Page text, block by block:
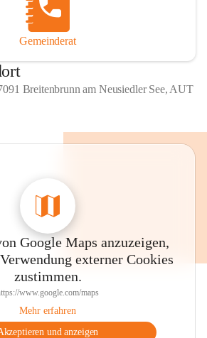
Gemeinderat
Breitenbrunn am Neusiedler See, AUT
Google Maps anzuzeigen,
externer Cookies
zustimmen.
www.google.com/maps
Mehr erfahren
und anzeigen